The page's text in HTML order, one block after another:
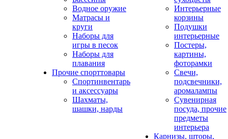
Водное оружие
Матрасы и
круги
Наборы для
игры в песок
Наборы для
плавания
Прочие спорттовары
Спортинвентарь
и аксессуары
Шахматы,
шашки, нарды
Интерьерные
корзины
Подушки
интерьерные
Постеры,
картины,
фоторамки
Свечи,
подсвечники,
аромалампы
Сувенирная
посуда, прочие
предметы
интерьера
Карнизы, шторы,